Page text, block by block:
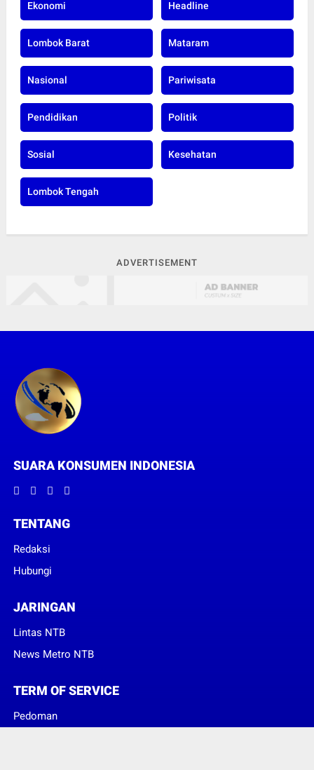
Ekonomi Headline
Lombok Barat Mataram
Nasional Pariwisata
Pendidikan Politik
Sosial Kesehatan
Lombok Tengah
ADVERTISEMENT
SUARA KONSUMEN INDONESIA
TENTANG
Redaksi
Hubungi
JARINGAN
Lintas NTB
News Metro NTB
TERM OF SERVICE
Pedoman